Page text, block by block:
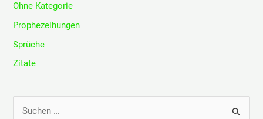
Ohne Kategorie
Prophezeihungen
Sprüche
Zitate